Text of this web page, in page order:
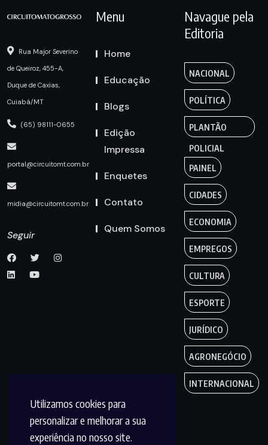
Utilizamos cookies para
personalizar e melhorar a sua
experiência no nosso site.
Rua Major Severino
de Queiroz, 455-A,
Duque de Caxias,
Cuiabá/MT
(65) 98111-0655
portal@circuitomt.com.br
midia@circuitomt.com.br
Seguir
Menu
Home
Educação
Blogs
Edição
Impressa
Enquetes
Contato
Quem Somos
Navague pela
Editoria
NACIONAL
POLÍTICA
PLANTÃO
POLICIAL
PAINEL
CIDADES
ECONOMIA
EMPREGOS
CULTURA
ESPORTE
JURÍDICO
AGRONEGÓCIO
INTERNACIONAL